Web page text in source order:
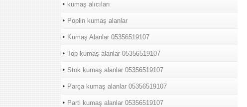
kumaş alıcıları
Poplin kumaş alanlar
Kumaş Alanlar 05356519107
Top kumaş alanlar 05356519107
Stok kumaş alanlar 05356519107
Parça kumaş alanlar 05356519107
Parti kumaş alanlar 05356519107